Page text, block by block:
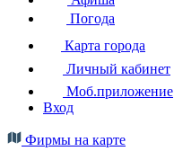
Погода
Карта города
Личный кабинет
Моб.приложение
Вход
Фирмы на карте